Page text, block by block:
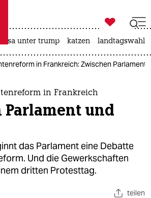
taz zahl ich
taz zahl ich

taz zahl ich
usa unter trump katzen landtagswahl
in Frankreich: Zwischen Parlament
in Frankreich
und
das Parlament eine Debatte
Und die Gewerkschaften
dritten Protesttag.
teilen